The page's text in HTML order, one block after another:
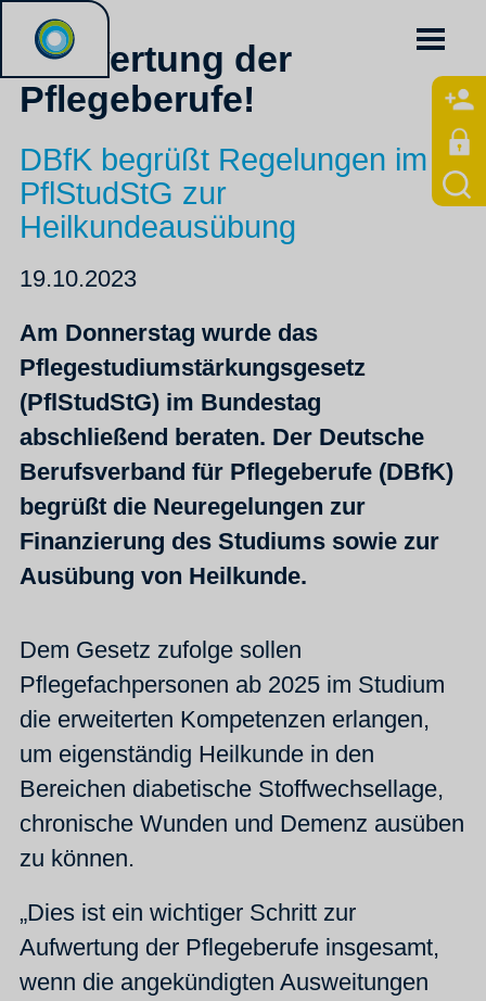
Aufwertung der
Pflegeberufe!
DBfK begrüßt Regelungen im
PflStudStG zur
Heilkundeausübung
19.10.2023
Am Donnerstag wurde das
Pflegestudiumstärkungsgesetz
(PflStudStG) im Bundestag
abschließend beraten. Der Deutsche
Berufsverband für Pflegeberufe (DBfK)
begrüßt die Neuregelungen zur
Finanzierung des Studiums sowie zur
Ausübung von Heilkunde.
Dem Gesetz zufolge sollen
Pflegefachpersonen ab 2025 im Studium
die erweiterten Kompetenzen erlangen,
um eigenständig Heilkunde in den
Bereichen diabetische Stoffwechsellage,
chronische Wunden und Demenz ausüben
zu können.
„Dies ist ein wichtiger Schritt zur
Aufwertung der Pflegeberufe insgesamt,
wenn die angekündigten Ausweitungen